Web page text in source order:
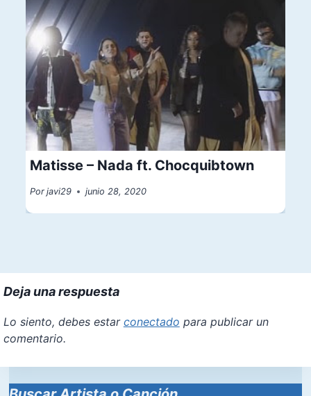
Matisse – Nada ft. Chocquibtown
Por javi29 junio 28, 2020
Deja una respuesta
Lo siento, debes estar conectado para publicar un
comentario.